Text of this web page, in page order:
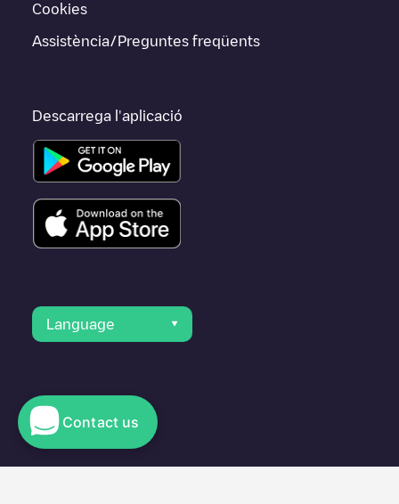
Cookies
Assistència/Preguntes freqüents
Descarrega l'aplicació
Language
© 2023 Electromaps
Contact us